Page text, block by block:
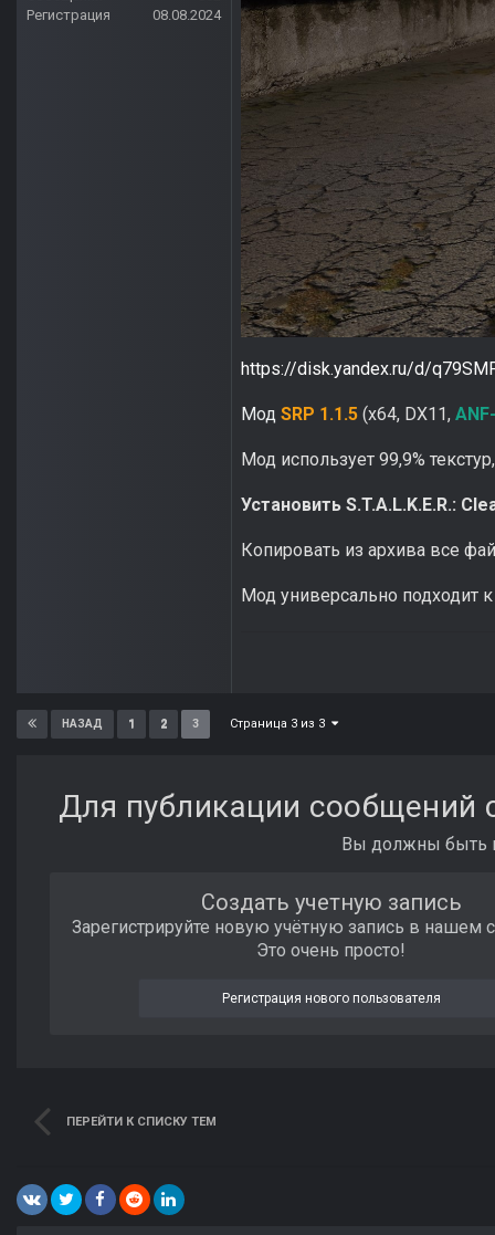
Регистрация
08.08.2024
https://disk.yandex.ru/d/
Мод SRP 1.1.5 (x64, DX11,
Мод использует 99,9%
Установить S.T.A.L.K.E.R.:
Копировать из архива все
Мод универсально подходит
НАЗАД 1 2 3 Страница 3 из 3
Для публикации сообщений
Вы должны быть
Создать учетную запись
Зарегистрируйте новую учётную запись в нашем
Это очень просто!
Регистрация нового пользователя
ПЕРЕЙТИ К СПИСКУ ТЕМ